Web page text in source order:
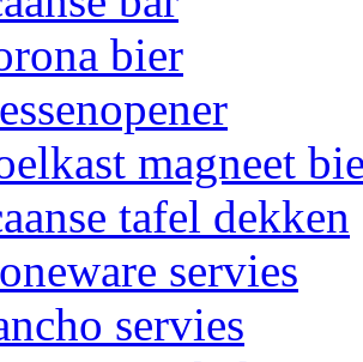
bier
magneet
tafel dekken
servies
servies